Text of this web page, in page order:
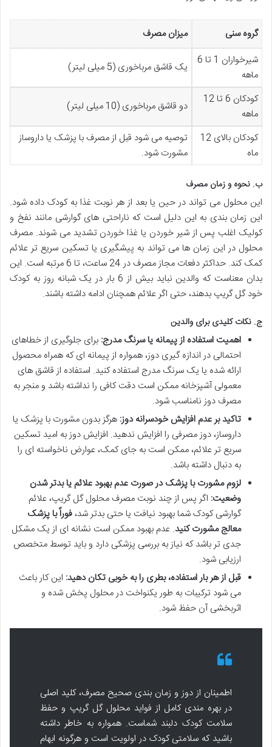
گروه سنی
میزان مصرف
شیرخواران 1 تا 6
ماهه
یک قاشق مرباخوری (5 میلی لیتر)
کودکان 6 تا 12
ماهه
دو قاشق مرباخوری (10 میلی لیتر)
کودکان بالای 12
ماه
توصیه می شود قبل از مصرف با پزشک یا داروساز
مشورت شود.
ب. نحوه و زمان مصرف
این محلول می تواند در حین یا بعد از هر نوبت غذا به کودک داده شود.
این زمان بندی به این دلیل است که ناراحتی های گوارشی مانند نفخ و
کولیک اغلب پس از شیر خوردن یا غذا خوردن تشدید می شوند. مصرف
محلول در این زمان ها می تواند به پیشگیری یا تسکین سریع تر علائم
کمک کند. حداکثر دفعات مجاز مصرف در 24 ساعت، تا 6 مرتبه است. این
بدان معناست که والدین نباید بیش از 6 بار در یک شبانه روز به کودک
خود گل گریپ بدهند، حتی اگر علائم همچنان ادامه داشته باشند.
ج. نکات کلیدی برای والدین
اهمیت استفاده از پیمانه یا سرنگ مدرج: برای جلوگیری از خطاهای
احتمالی در اندازه گیری دوز، همواره از پیمانه ای که همراه محصول
ارائه شده یا یک سرنگ مدرج استفاده کنید. استفاده از قاشق های
معمولی آشپزخانه ممکن است دقت کافی را نداشته باشد و منجر به
مصرف دوز نامناسب شود.
تاکید بر عدم افزایش خودسرانه دوز: هرگز بدون مشورت با پزشک یا
داروساز، دوز مصرفی را افزایش ندهید. افزایش دوز به امید تسکین
سریع تر علائم، ممکن است به جای کمک، عوارض ناخواسته ای را
به دنبال داشته باشد.
لزوم مشورت با پزشک در صورت عدم بهبود علائم یا بدتر شدن
وضعیت: اگر پس از چند نوبت مصرف محلول گل گریپ، علائم
گوارشی کودک شما بهبود نیافت یا حتی بدتر شد، فوراً با پزشک
معالج مشورت کنید. عدم بهبود ممکن است نشانه ای از یک مشکل
جدی تر باشد که نیاز به بررسی پزشکی دارد و باید توسط متخصص
ارزیابی شود.
قبل از هر بار استفاده، بطری را به خوبی تکان دهید: این کار باعث
می شود ترکیبات به طور یکنواخت در محلول پخش شده و
اثربخشی آن حفظ شود.
اطمینان از دوز و زمان بندی صحیح مصرف، کلید اصلی
در بهره مندی کامل از فواید محلول گل گریپ و حفظ
سلامت کودک دلبند شماست. همواره به خاطر داشته
باشید که سلامتی کودک در اولویت است و هرگونه ابهام